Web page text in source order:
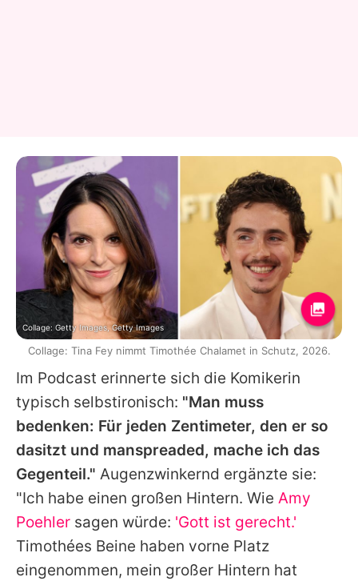
Im Podcast erinnerte sich die Komikerin
typisch selbstironisch: "Man muss
bedenken: Für jeden Zentimeter, den er so
dasitzt und manspreaded, mache ich das
Gegenteil." Augenzwinkernd ergänzte sie:
"Ich habe einen großen Hintern. Wie Amy
Poehler sagen würde: 'Gott ist gerecht.'
Timothées Beine haben vorne Platz
eingenommen, mein großer Hintern hat
Collage: Getty Images, Getty Images
Collage: Tina Fey nimmt Timothée Chalamet in Schutz, 2026.